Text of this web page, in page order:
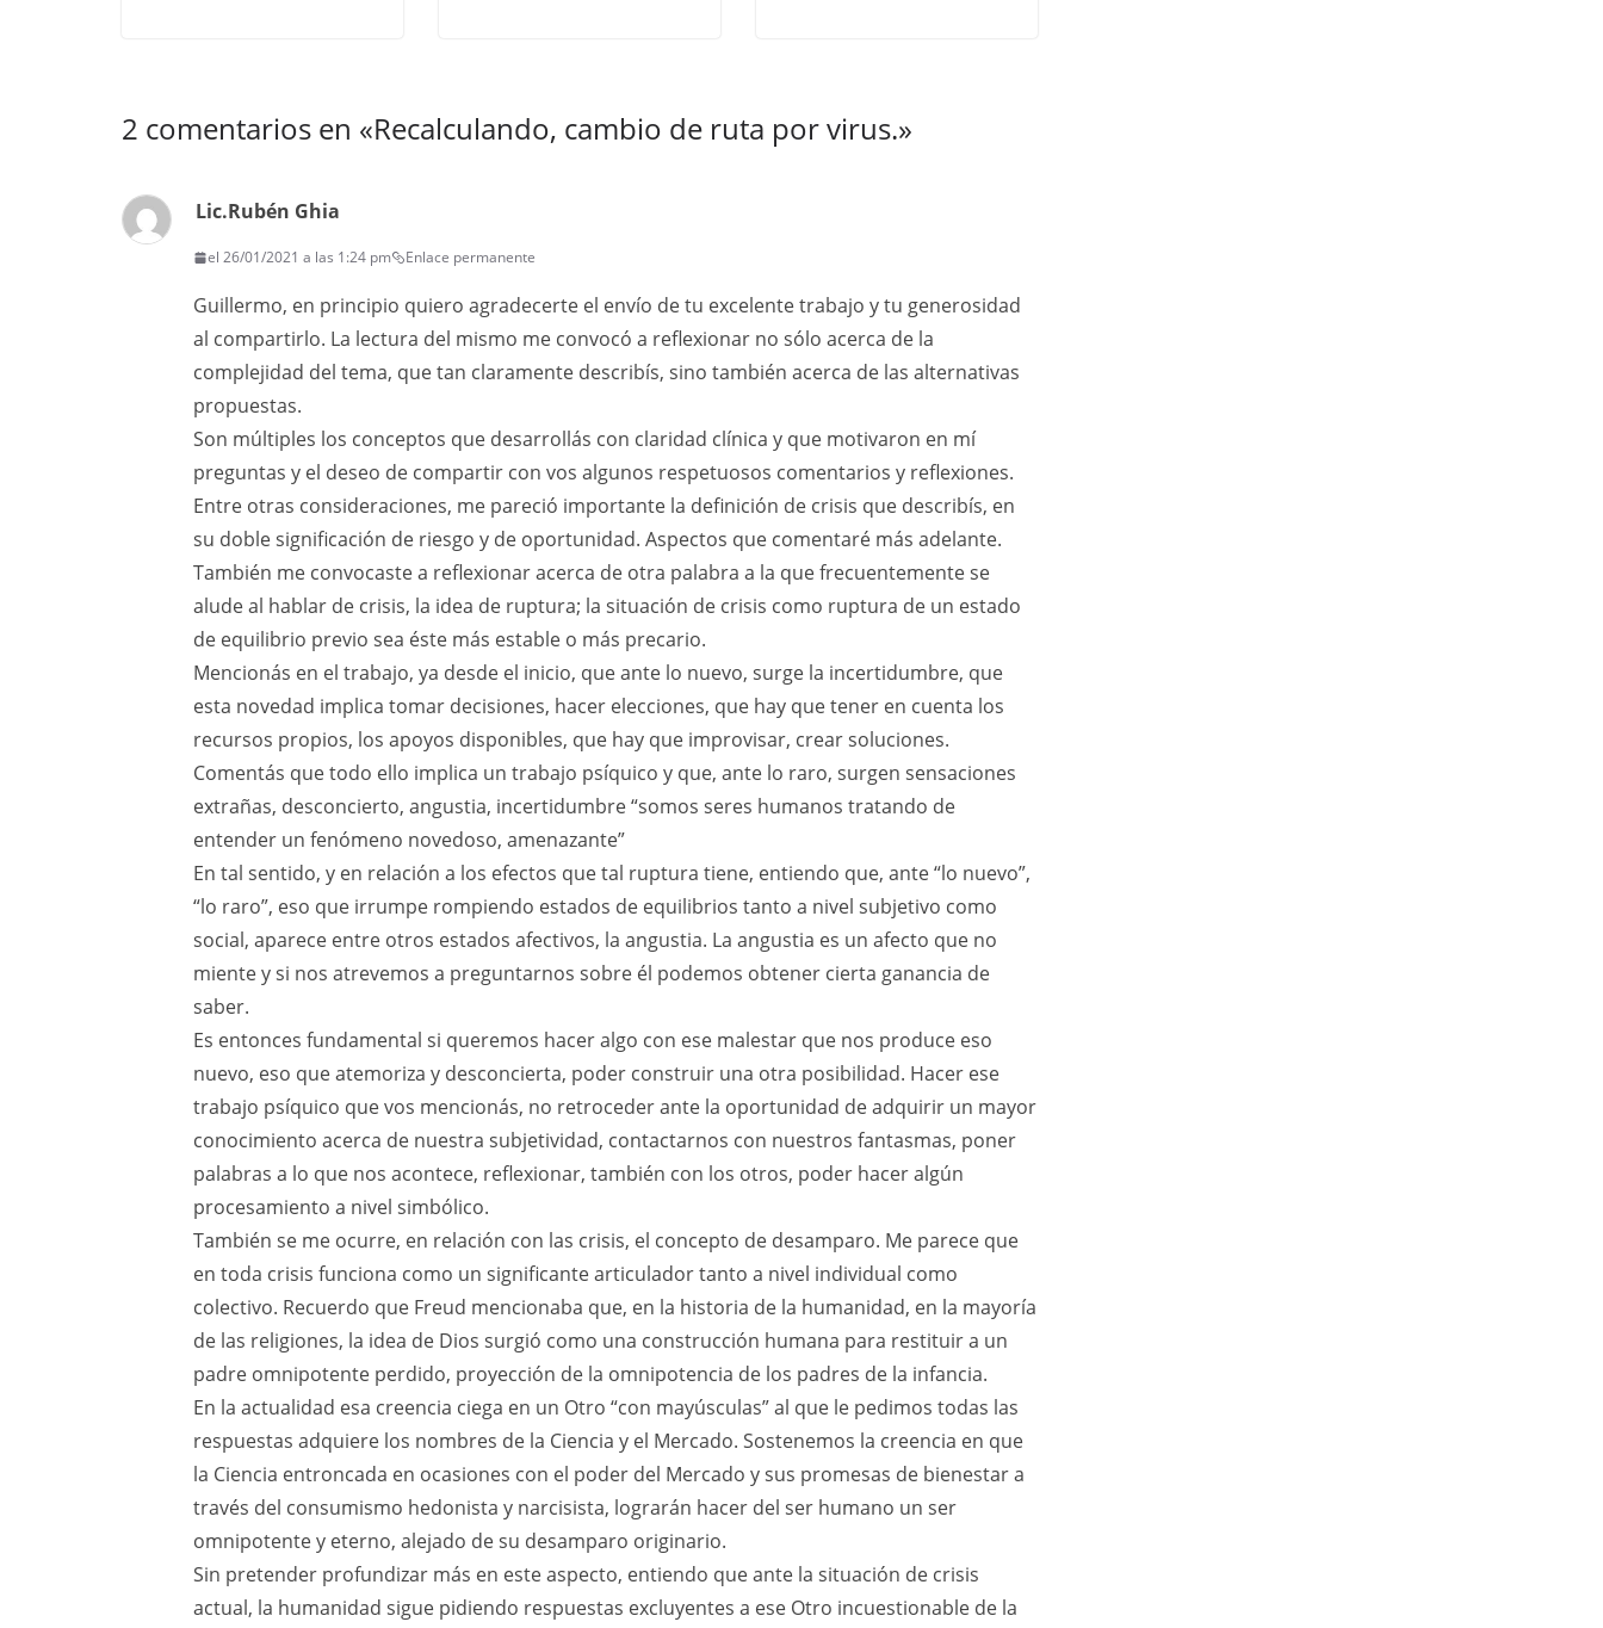
2 comentarios en «Recalculando, cambio de ruta por virus.»
Lic.Rubén Ghia
el 26/01/2021 a las 1:24 pm Enlace permanente
Guillermo, en principio quiero agradecerte el envío de tu excelente trabajo y tu generosidad
al compartirlo. La lectura del mismo me convocó a reflexionar no sólo acerca de la
complejidad del tema, que tan claramente describís, sino también acerca de las alternativas
propuestas.
Son múltiples los conceptos que desarrollás con claridad clínica y que motivaron en mí
preguntas y el deseo de compartir con vos algunos respetuosos comentarios y reflexiones.
Entre otras consideraciones, me pareció importante la definición de crisis que describís, en
su doble significación de riesgo y de oportunidad. Aspectos que comentaré más adelante.
También me convocaste a reflexionar acerca de otra palabra a la que frecuentemente se
alude al hablar de crisis, la idea de ruptura; la situación de crisis como ruptura de un estado
de equilibrio previo sea éste más estable o más precario.
Mencionás en el trabajo, ya desde el inicio, que ante lo nuevo, surge la incertidumbre, que
esta novedad implica tomar decisiones, hacer elecciones, que hay que tener en cuenta los
recursos propios, los apoyos disponibles, que hay que improvisar, crear soluciones.
Comentás que todo ello implica un trabajo psíquico y que, ante lo raro, surgen sensaciones
extrañas, desconcierto, angustia, incertidumbre “somos seres humanos tratando de
entender un fenómeno novedoso, amenazante”
En tal sentido, y en relación a los efectos que tal ruptura tiene, entiendo que, ante “lo nuevo”,
“lo raro”, eso que irrumpe rompiendo estados de equilibrios tanto a nivel subjetivo como
social, aparece entre otros estados afectivos, la angustia. La angustia es un afecto que no
miente y si nos atrevemos a preguntarnos sobre él podemos obtener cierta ganancia de
saber.
Es entonces fundamental si queremos hacer algo con ese malestar que nos produce eso
nuevo, eso que atemoriza y desconcierta, poder construir una otra posibilidad. Hacer ese
trabajo psíquico que vos mencionás, no retroceder ante la oportunidad de adquirir un mayor
conocimiento acerca de nuestra subjetividad, contactarnos con nuestros fantasmas, poner
palabras a lo que nos acontece, reflexionar, también con los otros, poder hacer algún
procesamiento a nivel simbólico.
También se me ocurre, en relación con las crisis, el concepto de desamparo. Me parece que
en toda crisis funciona como un significante articulador tanto a nivel individual como
colectivo. Recuerdo que Freud mencionaba que, en la historia de la humanidad, en la mayoría
de las religiones, la idea de Dios surgió como una construcción humana para restituir a un
padre omnipotente perdido, proyección de la omnipotencia de los padres de la infancia.
En la actualidad esa creencia ciega en un Otro “con mayúsculas” al que le pedimos todas las
respuestas adquiere los nombres de la Ciencia y el Mercado. Sostenemos la creencia en que
la Ciencia entroncada en ocasiones con el poder del Mercado y sus promesas de bienestar a
través del consumismo hedonista y narcisista, lograrán hacer del ser humano un ser
omnipotente y eterno, alejado de su desamparo originario.
Sin pretender profundizar más en este aspecto, entiendo que ante la situación de crisis
actual, la humanidad sigue pidiendo respuestas excluyentes a ese Otro incuestionable de la